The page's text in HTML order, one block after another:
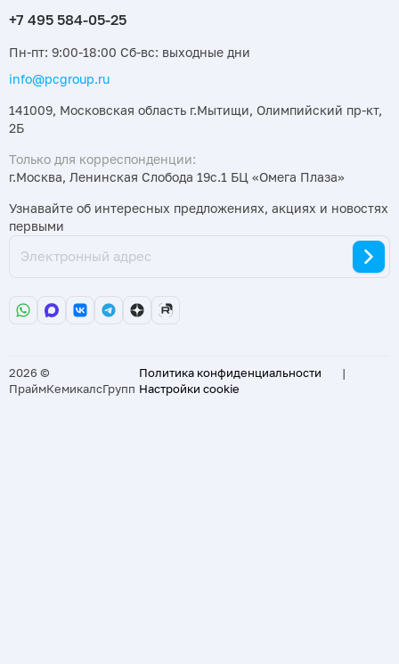
Пн-пт: 9:00-18:00 Сб-вс: выходные дни
info@pcgroup.ru
141009, Московская область г.Мытищи, Олимпийский пр-кт,
2Б
Только для корреспонденции:
г.Москва, Ленинская Слобода 19с.1 БЦ «Омега Плаза»
Узнавайте об интересных предложениях, акциях и новостях
первыми
2026 ©
ПраймКемикалсГрупп
Политика конфиденциальности
|
Настройки cookie